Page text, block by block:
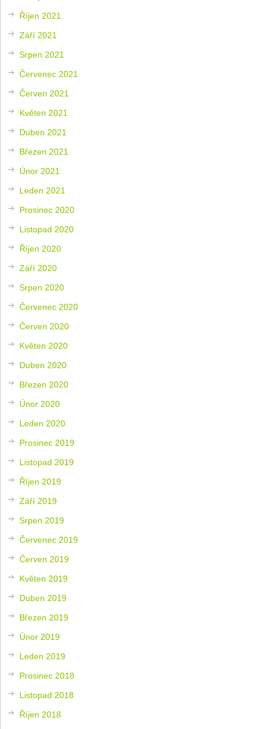
Říjen 2021
Září 2021
Srpen 2021
Červenec 2021
Červen 2021
Květen 2021
Duben 2021
Březen 2021
Únor 2021
Leden 2021
Prosinec 2020
Listopad 2020
Říjen 2020
Září 2020
Srpen 2020
Červenec 2020
Červen 2020
Květen 2020
Duben 2020
Březen 2020
Únor 2020
Leden 2020
Prosinec 2019
Listopad 2019
Říjen 2019
Září 2019
Srpen 2019
Červenec 2019
Červen 2019
Květen 2019
Duben 2019
Březen 2019
Únor 2019
Leden 2019
Prosinec 2018
Listopad 2018
Říjen 2018